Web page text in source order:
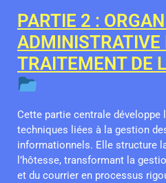
PARTIE 2 :
ADMINISTRATIVE
TRAITEMENT DE
Cette partie centrale développe
techniques liées à la gestion
informationnels. Elle structure
l’hôtesse, transformant la
et du courrier en processus